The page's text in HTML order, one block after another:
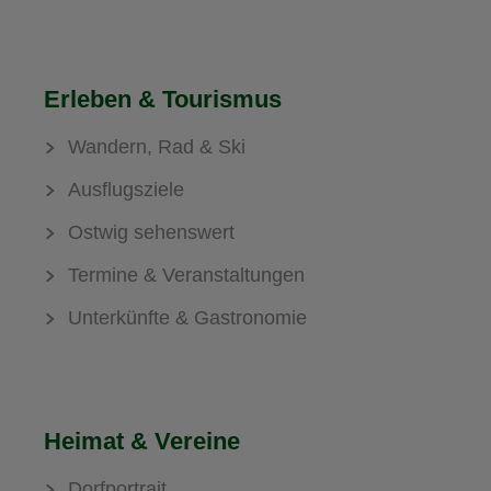
Erleben & Tourismus
Wandern, Rad & Ski
Ausflugsziele
Ostwig sehenswert
Termine & Veranstaltungen
Unterkünfte & Gastronomie
Heimat & Vereine